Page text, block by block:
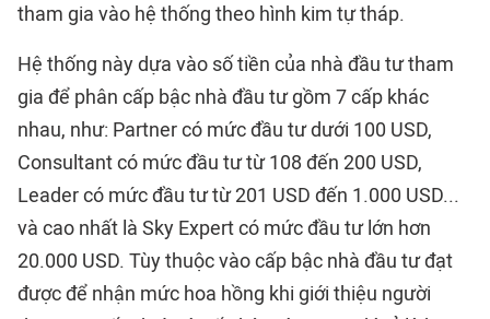
tham gia vào hệ thống theo hình kim tự tháp.
Hệ thống này dựa vào số tiền của nhà đầu tư tham
gia để phân cấp bậc nhà đầu tư gồm 7 cấp khác
nhau, như: Partner có mức đầu tư dưới 100 USD,
Consultant có mức đầu tư từ 108 đến 200 USD,
Leader có mức đầu tư từ 201 USD đến 1.000 USD...
và cao nhất là Sky Expert có mức đầu tư lớn hơn
20.000 USD. Tùy thuộc vào cấp bậc nhà đầu tư đạt
được để nhận mức hoa hồng khi giới thiệu người